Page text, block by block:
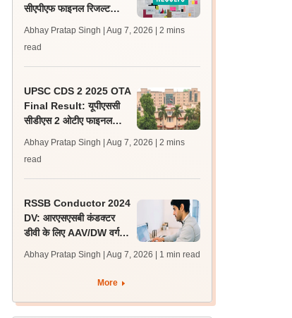
सीएपीएफ फाइनल रिजल्ट
350 अभ्यर्थी चयनित
Abhay Pratap Singh | Aug 7, 2026
| 2 mins
read
UPSC CDS 2 2025 OTA
Final Result: यूपीएससी
सीडीएस 2 ओटीए फाइनल
जारी, 483 कैंडिडेट चयनित
Abhay Pratap Singh | Aug 7, 2026
| 2 mins
read
RSSB Conductor 2024
DV: आरएसएसबी कंडक्टर
डीवी के लिए AAV/DW वर्ग के
शॉर्टलिस्ट
Abhay Pratap Singh | Aug 7, 2026 | 1 min read
More